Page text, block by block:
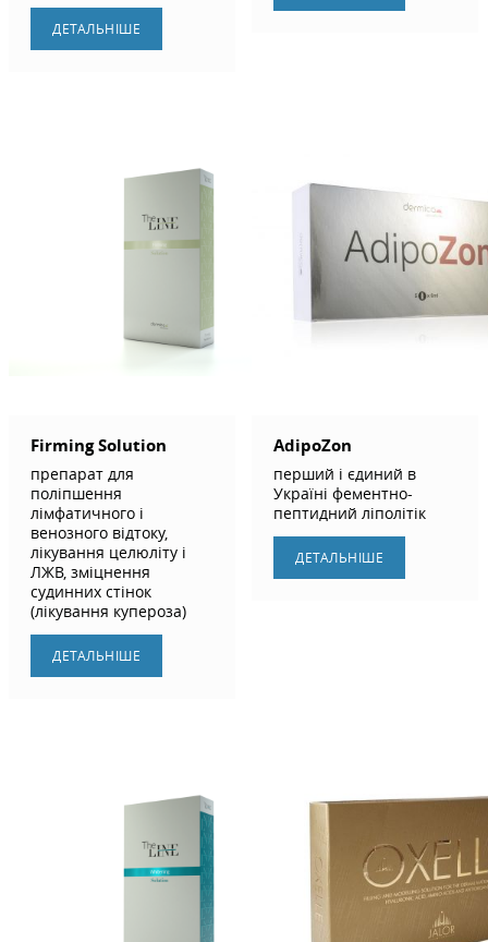
ДЕТАЛЬНIШЕ
Firming Solution
препарат для
поліпшення
лімфатичного і
венозного відтоку,
лікування целюліту і
ЛЖВ, зміцнення
судинних стінок
(лікування купероза)
ДЕТАЛЬНIШЕ
AdipoZon
перший і єдиний в
Україні фементно-
пептидний ліполітік
ДЕТАЛЬНIШЕ